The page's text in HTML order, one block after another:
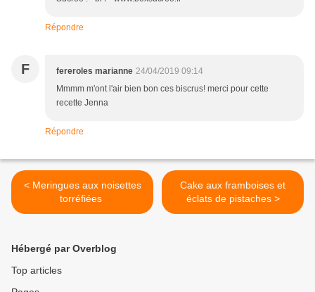
Répondre
F fereroles marianne 24/04/2019 09:14
Mmmm m'ont l'air bien bon ces biscrus! merci pour cette
recette Jenna
Répondre
< Meringues aux noisettes
torréfiées
Cake aux framboises et
éclats de pistaches >
Hébergé par Overblog
Top articles